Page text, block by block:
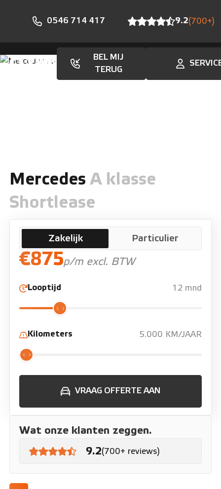
0546 714 417 9.2(700+)
BEL MIJ
TERUG
MercedesA klasse
Shortlease
Zakelijk Particulier
€875p/m excl. BTW
Looptijd 12 mnd
Kilometers 5.000 KM/JAAR
VRAAG OFFERTE AAN
Wat onze klanten zeggen.
9.2(700+ reviews)